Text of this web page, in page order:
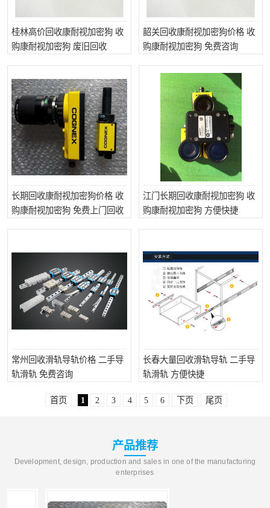
桂林高价回收康耐视加密狗 收
购康耐视加密狗 废旧回收
韶关回收康耐视加密狗价格 收
购康耐视加密狗 免费咨询
长期回收康耐视加密狗价格 收
购康耐视加密狗 免费上门回收
江门长期回收康耐视加密狗 收
购康耐视加密狗 方便快捷
常州回收滑轨导轨价格 二手导
轨滑轨 免费咨询
长春大量回收滑轨导轨 二手导
轨滑轨 方便快捷
首页 1 2 3 4 5 6 下页 尾页
产品推荐
Development, design, production and sales in one of the manufacturing
enterprises